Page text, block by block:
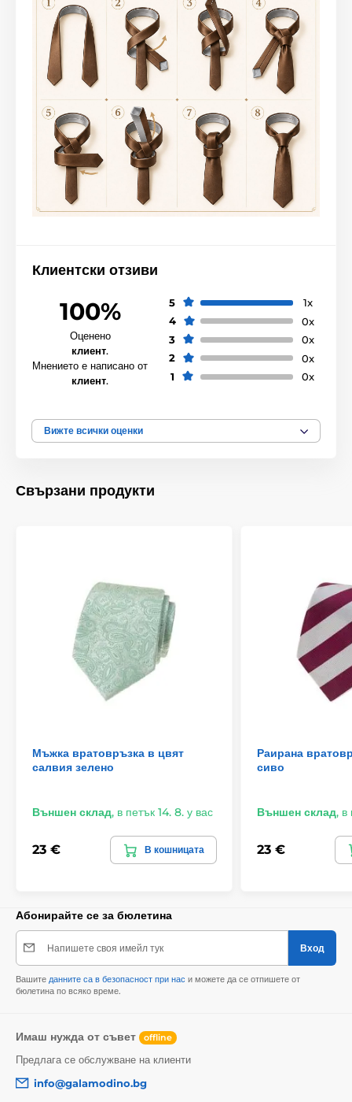
Клиентски отзиви
100%
Оценено
клиент.
Мнението е написано от
клиент.
5
1x
4
0x
3
0x
2
0x
1
0x
Вижте всички оценки
Свързани продукти
Мъжка вратовръзка в цвят
салвия зелено
Външен склад, в петък 14. 8. у вас
23 € В кошницата
Раирана
сиво
Външен склад, в
23 €
Абонирайте се за бюлетина
Напишете своя имейл тук Вход
Вашите данните са в безопасност при нас и можете да се отпишете от
бюлетина по всяко време.
Имаш нужда от съвет offline
Предлага се обслужване на клиенти
info@galamodino.bg